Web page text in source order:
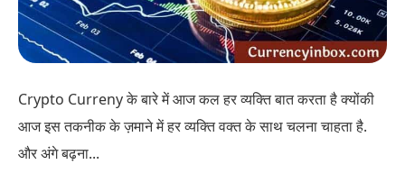
Crypto Curreny के बारे में आज कल हर व्यक्ति बात करता है क्योंकी
आज इस तकनीक के ज़माने में हर व्यक्ति वक्त के साथ चलना चाहता है.
और अंगे बढ़ना...